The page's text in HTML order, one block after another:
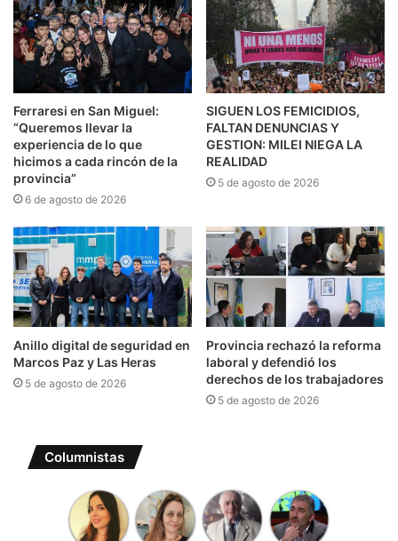
Ferraresi en San Miguel:
“Queremos llevar la
experiencia de lo que
hicimos a cada rincón de la
provincia”
6 de agosto de 2026
SIGUEN LOS FEMICIDIOS,
FALTAN DENUNCIAS Y
GESTION: MILEI NIEGA LA
REALIDAD
5 de agosto de 2026
Anillo digital de seguridad en
Marcos Paz y Las Heras
5 de agosto de 2026
Provincia rechazó la reforma
laboral y defendió los
derechos de los trabajadores
5 de agosto de 2026
Columnistas